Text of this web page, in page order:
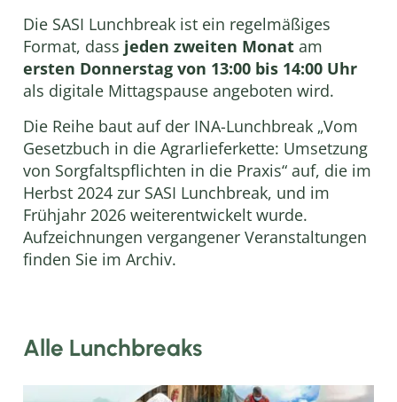
Die SASI Lunchbreak ist ein regelmäßiges
Format, dass jeden zweiten Monat am
ersten Donnerstag von 13:00 bis 14:00 Uhr
als digitale Mittagspause angeboten wird.
Die Reihe baut auf der INA-Lunchbreak „Vom
Gesetzbuch in die Agrarlieferkette: Umsetzung
von Sorgfaltspflichten in die Praxis“ auf, die im
Herbst 2024 zur SASI Lunchbreak, und im
Frühjahr 2026 weiterentwickelt wurde.
Aufzeichnungen vergangener Veranstaltungen
finden Sie im Archiv.
Alle Lunchbreaks